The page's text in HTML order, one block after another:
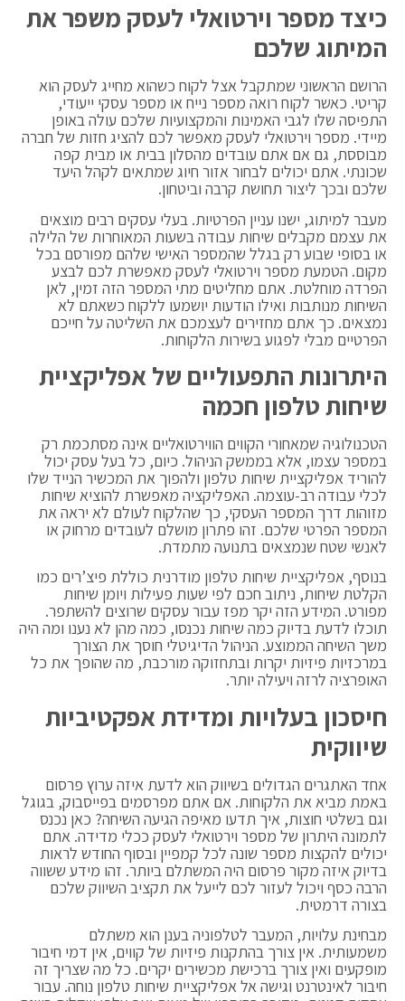
כיצד מספר וירטואלי לעסק משפר את
המיתוג שלכם
הרושם הראשוני שמתקבל אצל לקוח כשהוא מחייג לעסק הוא
קריטי. כאשר לקוח רואה מספר נייח או מספר עסקי ייעודי,
התפיסה שלו לגבי האמינות והמקצועיות שלכם עולה באופן
מיידי. מספר וירטואלי לעסק מאפשר לכם להציג חזות של חברה
מבוססת, גם אם אתם עובדים מהסלון בבית או מבית קפה
שכונתי. אתם יכולים לבחור אזור חיוג שמתאים לקהל היעד
שלכם ובכך ליצור תחושת קרבה וביטחון.
מעבר למיתוג, ישנו עניין הפרטיות. בעלי עסקים רבים מוצאים
את עצמם מקבלים שיחות עבודה בשעות המאוחרות של הלילה
או בסופי שבוע רק בגלל שהמספר האישי שלהם מפורסם בכל
מקום. הטמעת מספר וירטואלי לעסק מאפשרת לכם לבצע
הפרדה מוחלטת. אתם מחליטים מתי המספר הזה זמין, לאן
השיחות מנותבות ואילו הודעות יושמעו ללקוח כשאתם לא
נמצאים. כך אתם מחזירים לעצמכם את השליטה על חייכם
הפרטיים מבלי לפגוע בשירות הלקוחות.
היתרונות התפעוליים של אפליקציית
שיחות טלפון חכמה
הטכנולוגיה שמאחורי הקווים הווירטואליים אינה מסתכמת רק
במספר עצמו, אלא בממשק הניהול. כיום, כל בעל עסק יכול
להוריד אפליקציית שיחות טלפון ולהפוך את המכשיר הנייד שלו
לכלי עבודה רב-עוצמה. האפליקציה מאפשרת להוציא שיחות
מזוהות דרך המספר העסקי, כך שהלקוח לעולם לא יראה את
המספר הפרטי שלכם. זהו פתרון מושלם לעובדים מרחוק או
לאנשי שטח שנמצאים בתנועה מתמדת.
בנוסף, אפליקציית שיחות טלפון מודרנית כוללת פיצ’רים כמו
הקלטת שיחות, ניתוב חכם לפי שעות פעילות ויומן שיחות
מפורט. המידע הזה יקר מפז עבור עסקים שרוצים להשתפר.
תוכלו לדעת בדיוק כמה שיחות נכנסו, כמה מהן לא נענו ומה היה
משך השיחה הממוצע. הניהול הדיגיטלי חוסך את הצורך
במרכזיות פיזיות יקרות ובתחזוקה מורכבת, מה שהופך את כל
האופרציה לרזה ויעילה יותר.
חיסכון בעלויות ומדידת אפקטיביות
שיווקית
אחד האתגרים הגדולים בשיווק הוא לדעת איזה ערוץ פרסום
באמת מביא את הלקוחות. אם אתם מפרסמים בפייסבוק, בגוגל
וגם בשלטי חוצות, איך תדעו מאיפה הגיעה השיחה? כאן נכנס
לתמונה היתרון של מספר וירטואלי לעסק ככלי מדידה. אתם
יכולים להקצות מספר שונה לכל קמפיין ובסוף החודש לראות
בדיוק איזה מקור פרסום היה המשתלם ביותר. זהו מידע ששווה
הרבה כסף ויכול לעזור לכם לייעל את תקציב השיווק שלכם
בצורה דרמטית.
מבחינת עלויות, המעבר לטלפוניה בענן הוא משתלם
משמעותית. אין צורך בהתקנות פיזיות של קווים, אין דמי חיבור
מופקעים ואין צורך ברכישת מכשירים יקרים. כל מה שצריך זה
חיבור לאינטרנט וגישה אל אפליקציית שיחות טלפון נוחה. עבור